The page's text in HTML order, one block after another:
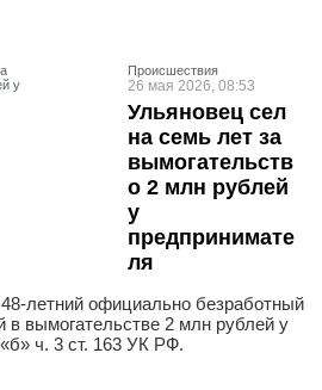
Проиcшествия
26 мая 2026, 08:53
Ульяновец сел
на семь лет за
вымогательств
о 2 млн рублей
у
предпринимате
ля
летний официально безработный
вымогательстве 2 млн рублей у
ч. 3 ст. 163 УК РФ.